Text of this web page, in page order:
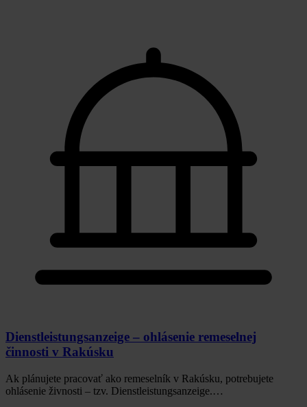
Dienstleistungsanzeige – ohlásenie remeselnej
činnosti v Rakúsku
Ak plánujete pracovať ako remeselník v Rakúsku, potrebujete
ohlásenie živnosti – tzv. Dienstleistungsanzeige.…